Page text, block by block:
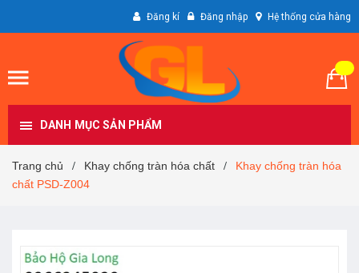
Đăng kí Đăng nhập Hệ thống cửa hàng
DANH MỤC SẢN PHẨM
Trang chủ / Khay chống tràn hóa chất /
Khay chống tràn hóa
chất PSD-Z004